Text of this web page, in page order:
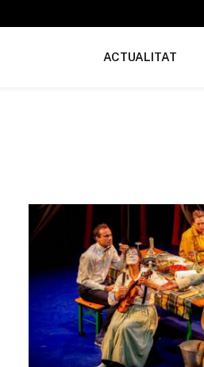
ACTUALITAT